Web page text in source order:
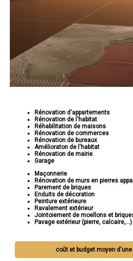
Rénovation d'appartements
Rénovation de l'habitat
Réhabilitation de maisons
Rénovation de commerces
Rénovation de bureaux
Amélioraton de l'habitat
Rénovation de mairie
Garage
Maçonnerie
Rénovation de murs en pierres
Parement de briques
Enduits de décoration
Peinture extérieure
Ravalement extérieur
Jointoiement de moellons et
Pavage extérieur (pierre, calcaire,...)
coût et budget moyen